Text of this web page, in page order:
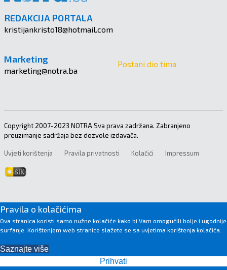
REDAKCIJA PORTALA
kristijankristo18@hotmail.com
Marketing
marketing@notra.ba
Postani dio tima
Copyright 2007-2023 NOTRA Sva prava zadržana. Zabranjeno
preuzimanje sadržaja bez dozvole izdavača.
Uvjeti korištenja Pravila privatnosti Kolačići Impressum
Pravila o kolačićima
Ova stranica koristi samo nužne kolačiće kako bi Vam omogućili bolje i ugodnije
surfanje. Korištenjem web stranice slažete se sa uvjetima korištenja kolačića.
Saznajte više
Prihvati